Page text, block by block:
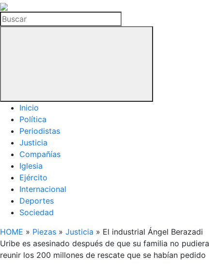
La
Hemeroteca
del
Buscar
Inicio
Política
Periodistas
Justicia
Compañías
Iglesia
Ejército
Internacional
Deportes
Sociedad
HOME » Piezas » Justicia » El industrial Ángel Berazadi
Uribe es asesinado después de que su familia no pudiera
reunir los 200 millones de rescate que se habían pedido